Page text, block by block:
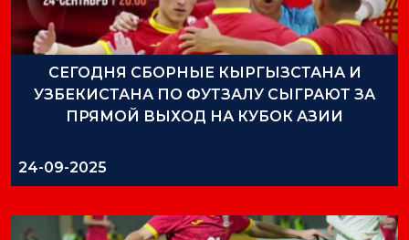
СЕГОДНЯ СБОРНЫЕ КЫРГЫЗСТАНА И
УЗБЕКИСТАНА ПО ФУТЗАЛУ СЫГРАЮТ ЗА
ПРЯМОЙ ВЫХОД НА КУБОК АЗИИ
24-09-2025